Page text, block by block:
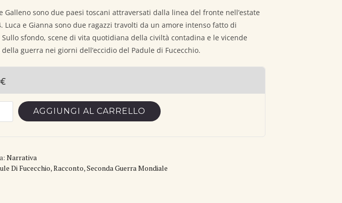
Galleno sono due paesi toscani attraversati dalla linea del fronte nell’estate
Luca e Gianna sono due ragazzi travolti da un amore intenso fatto di
sfondo, scene di vita quotidiana della civiltà contadina e le vicende
guerra nei giorni dell’eccidio del Padule di Fucecchio.
€
AGGIUNGI AL CARRELLO
Narrativa
Di Fucecchio,Racconto,Seconda Guerra Mondiale